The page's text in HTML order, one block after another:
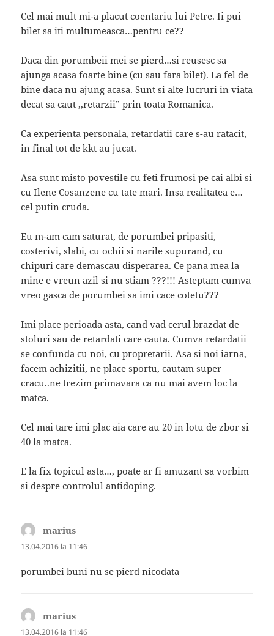
Cel mai mult mi-a placut coentariu lui Petre. Ii pui
bilet sa iti multumeasca…pentru ce??
Daca din porumbeii mei se pierd…si reusesc sa
ajunga acasa foarte bine (cu sau fara bilet). La fel de
bine daca nu ajung acasa. Sunt si alte lucruri in viata
decat sa caut ,,retarzii” prin toata Romanica.
Ca experienta personala, retardatii care s-au ratacit,
in final tot de kkt au jucat.
Asa sunt misto povestile cu feti frumosi pe cai albi si
cu Ilene Cosanzene cu tate mari. Insa realitatea e…
cel putin cruda.
Eu m-am cam saturat, de porumbei pripasiti,
costerivi, slabi, cu ochii si narile supurand, cu
chipuri care demascau disperarea. Ce pana mea la
mine e vreun azil si nu stiam ???!!! Asteptam cumva
vreo gasca de porumbei sa imi cace cotetu???
Imi place perioada asta, cand vad cerul brazdat de
stoluri sau de retardati care cauta. Cumva retardatii
se confunda cu noi, cu propretarii. Asa si noi iarna,
facem achizitii, ne place sportu, cautam super
cracu..ne trezim primavara ca nu mai avem loc la
matca.
Cel mai tare imi plac aia care au 20 in lotu de zbor si
40 la matca.
E la fix topicul asta…, poate ar fi amuzant sa vorbim
si despre controlul antidoping.
marius
13.04.2016 la 11:46
porumbei buni nu se pierd nicodata
marius
13.04.2016 la 11:46